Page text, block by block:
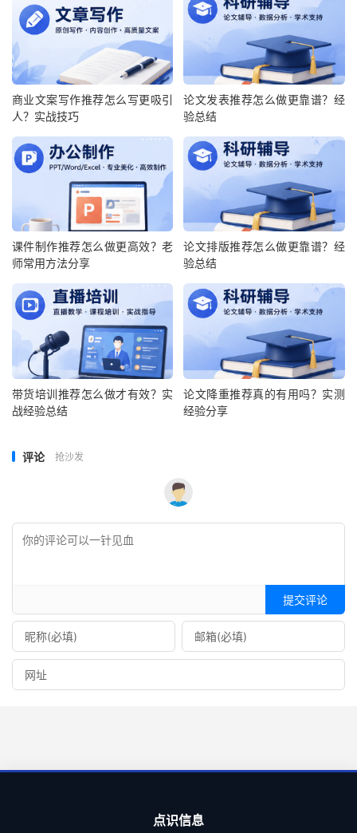
商业文案写作推荐怎么写更吸引
人？实战技巧
论文发表推荐怎么做更靠谱？经
验总结
课件制作推荐怎么做更高效？老
师常用方法分享
论文排版推荐怎么做更靠谱？经
验总结
带货培训推荐怎么做才有效？实
战经验总结
论文降重推荐真的有用吗？实测
经验分享
评论 抢沙发
提交评论
点识信息